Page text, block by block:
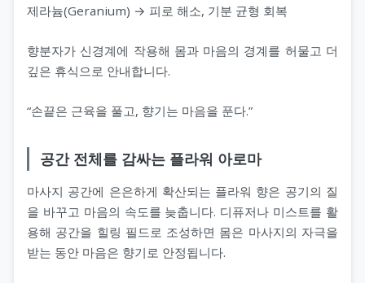
제라늄(Geranium) → 피로 해소, 기분 균형 회복
향분자가 신경계에 작용해 몸과 마음의 경계를 허물고 더
깊은 휴식으로 안내합니다.
“손끝은 근육을 풀고, 향기는 마음을 푼다.”
공간 전체를 감싸는 플라워 아로마
마사지 공간에 은은하게 확산되는 플라워 향은 공기의 질
을 바꾸고 마음의 속도를 늦춥니다. 디퓨저나 미스트를 활
용해 공간을 힐링 필드로 조성하면 몸은 마사지의 자극을
받는 동안 마음은 향기로 안정됩니다.